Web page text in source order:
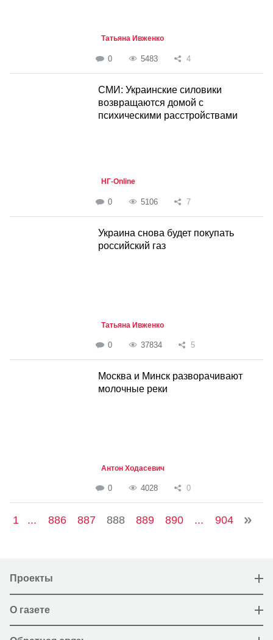
Татьяна Ивженко
0 5483 4
СМИ: Украинские силовики
возвращаются домой с
психическими расстройствами
НГ-Online
0 5106 7
Украина снова будет покупать
российский газ
Татьяна Ивженко
0 37834 5
Москва и Минск разворачивают
молочные реки
Антон Ходасевич
0 4028 0
1 ... 886 887 888 889 890 ... 904
Проекты
О газете